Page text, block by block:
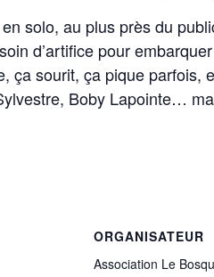
solo, au plus près du
d’artifice pour
ça sourit, ça pique parfois,
Boby Lapointe…
ORGANISATEUR
Association Le